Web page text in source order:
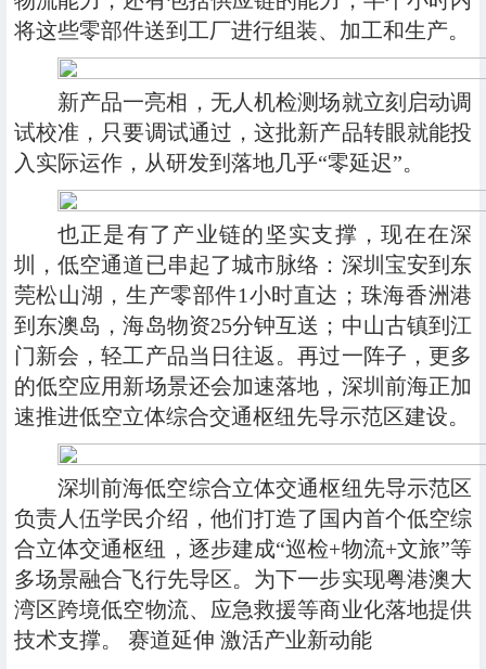
将这些零部件送到工厂进行组装、加工和生产。
新产品一亮相，无人机检测场就立刻启动调
试校准，只要调试通过，这批新产品转眼就能投
入实际运作，从研发到落地几乎“零延迟”。
也正是有了产业链的坚实支撑，现在在深
圳，低空通道已串起了城市脉络：深圳宝安到东
莞松山湖，生产零部件1小时直达；珠海香洲港
到东澳岛，海岛物资25分钟互送；中山古镇到江
门新会，轻工产品当日往返。再过一阵子，更多
的低空应用新场景还会加速落地，深圳前海正加
速推进低空立体综合交通枢纽先导示范区建设。
深圳前海低空综合立体交通枢纽先导示范区
负责人伍学民介绍，他们打造了国内首个低空综
合立体交通枢纽，逐步建成“巡检+物流+文旅”等
多场景融合飞行先导区。为下一步实现粤港澳大
湾区跨境低空物流、应急救援等商业化落地提供
技术支撑。 赛道延伸 激活产业新动能